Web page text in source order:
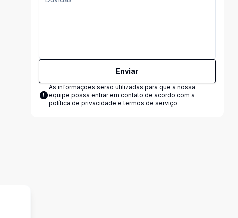
Enviar
As informações serão utilizadas para que a nossa
equipe possa entrar em contato de acordo com a
política de privacidade e termos de serviço